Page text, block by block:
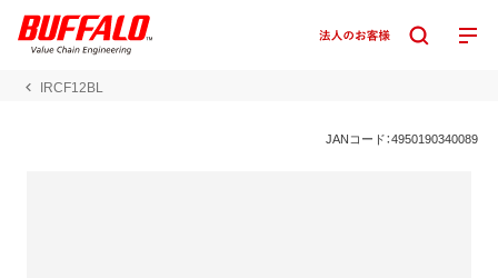
IRCF12BL
JANコード：4950190340089